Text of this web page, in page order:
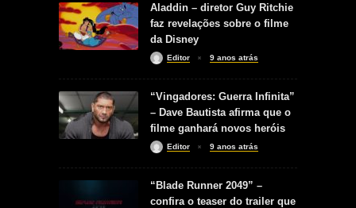
Aladdin – diretor Guy Ritchie
faz revelações sobre o filme
da Disney
Editor 9 anos atrás
“Vingadores: Guerra Infinita”
– Dave Bautista afirma que o
filme ganhará novos heróis
Editor 9 anos atrás
“Blade Runner 2049” –
confira o teaser do trailer que